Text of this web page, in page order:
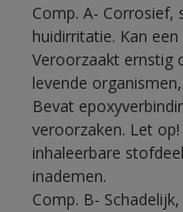
Comp. A- Corrosief,
huidirritatie. Kan
Veroorzaakt ernstig
levende
Bevat
veroorzaken. Let
inhaleerbare
inademen.
Comp. B-